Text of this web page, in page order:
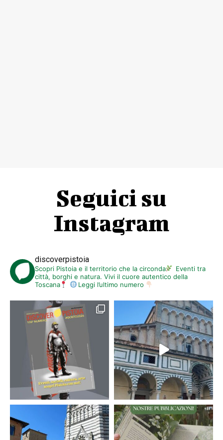
Seguici su
Instagram
discoverpistoia
Scopri Pistoia e il territorio che la circonda
Eventi tra
città, borghi e natura. Vivi il cuore autentico della
Toscana
Leggi l’ultimo numero